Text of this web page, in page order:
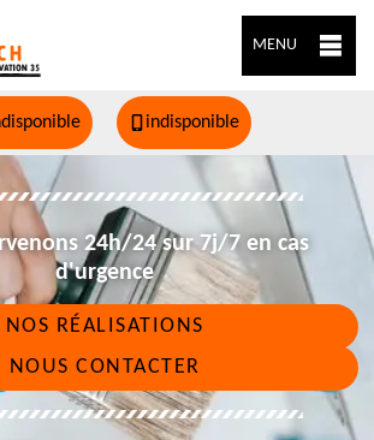
MENU
indisponible
24h/24 sur 7j/7 en cas
d'urgence
NOS RÉALISATIONS
NOUS CONTACTER